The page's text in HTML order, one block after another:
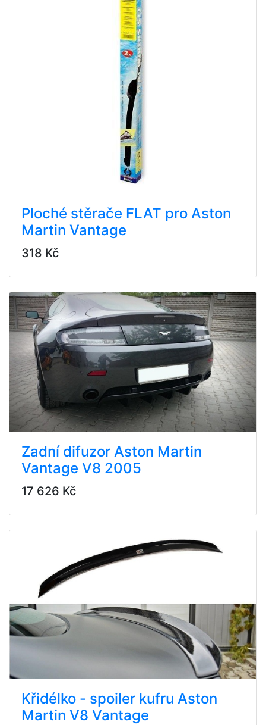
Ploché stěrače FLAT pro Aston
Martin Vantage
318 Kč
Zadní difuzor Aston Martin
Vantage V8 2005
17 626 Kč
Křidélko - spoiler kufru Aston
Martin V8 Vantage